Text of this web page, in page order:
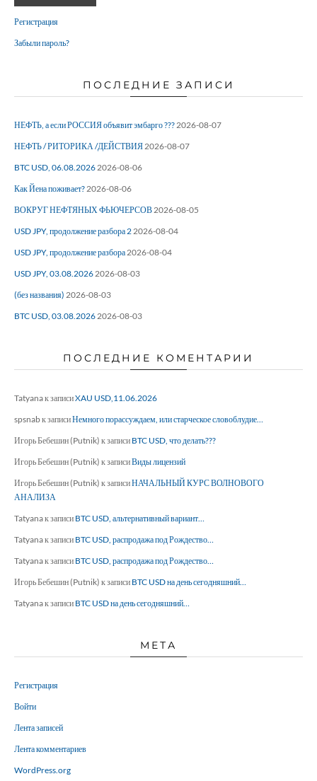
Регистрация
Забыли пароль?
ПОСЛЕДНИЕ ЗАПИСИ
НЕФТЬ, а если РОССИЯ объявит эмбарго ???2026-08-07
НЕФТЬ / РИТОРИКА /ДЕЙСТВИЯ2026-08-07
BTC USD, 06.08.20262026-08-06
Как Йена поживает?2026-08-06
ВОКРУГ НЕФТЯНЫХ ФЬЮЧЕРСОВ2026-08-05
USD JPY, продолжение разбора 22026-08-04
USD JPY, продолжение разбора2026-08-04
USD JPY, 03.08.20262026-08-03
(без названия) 2026-08-03
BTC USD, 03.08.20262026-08-03
ПОСЛЕДНИЕ КОМЕНТАРИИ
Tatyanaк записиXAU USD,11.06.2026
spsnabк записиНемного порассуждаем, или старческое словоблудие…
Игорь Бебешин (Putnik) к записи BTC USD, что делать???
Игорь Бебешин (Putnik) к записиВиды лицензий
Игорь Бебешин (Putnik) к записиНАЧАЛЬНЫЙ КУРС ВОЛНОВОГО
АНАЛИЗА
Tatyanaк записи BTC USD, альтернативный вариант…
Tatyanaк записи BTC USD, распродажа под Рождество…
Tatyanaк записи BTC USD, распродажа под Рождество…
Игорь Бебешин (Putnik) к записи BTC USD на день сегодняшний…
Tatyanaк записи BTC USD на день сегодняшний…
МЕТА
Регистрация
Войти
Лента записей
Лента комментариев
WordPress.org